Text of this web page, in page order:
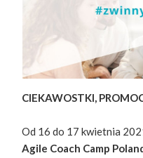
CIEKAWOSTKI,
Od 16 do 17 kwietnia
Agile Coach Camp